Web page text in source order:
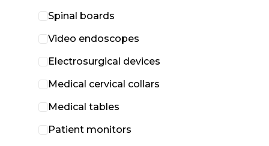
Spinal boards
Video endoscopes
Electrosurgical devices
Medical cervical collars
Medical tables
Patient monitors